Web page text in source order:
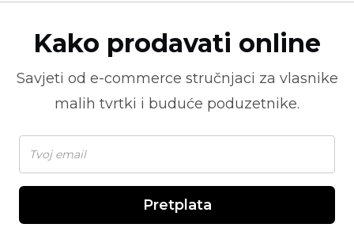
Kako prodavati online
Savjeti od e-commerce stručnjaci za vlasnike
malih tvrtki i buduće poduzetnike.
Pretplata